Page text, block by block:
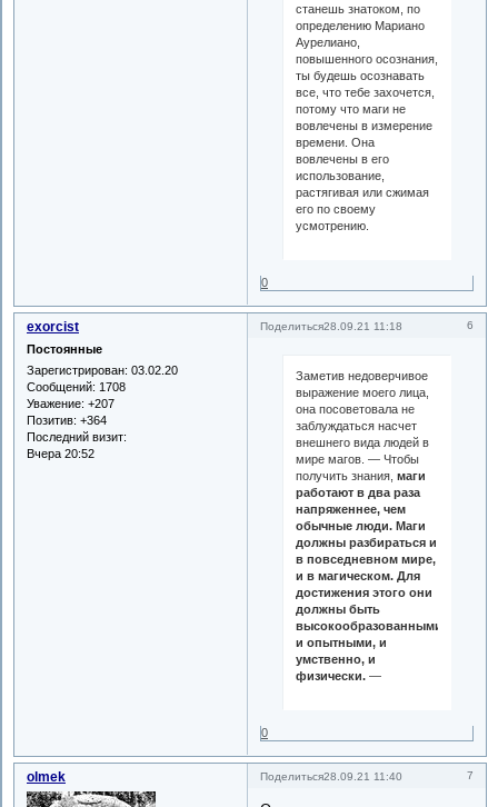
станешь знатоком, по
определению Мариано
Аурелиано,
повышенного осознания,
ты будешь осознавать
все, что тебе захочется,
потому что маги не
вовлечены в измерение
времени. Она
вовлечены в его
использование,
растягивая или сжимая
его по своему
усмотрению.
0
Поделиться 6
28.09.21 11:18
exorcist
Постоянные
Зарегистрирован: 03.02.20
Сообщений: 1708
Уважение: +207
Позитив: +364
Последний визит:
Вчера 20:52
Заметив недоверчивое
выражение моего лица,
она посоветовала не
заблуждаться насчет
внешнего вида людей в
мире магов. — Чтобы
получить знания, маги
работают в два раза
напряженнее, чем
обычные люди. Маги
должны разбираться и
в повседневном мире,
и в магическом. Для
достижения этого они
должны быть
высокообразованными
и опытными, и
умственно, и
физически.—
0
Поделиться 7
28.09.21 11:40
olmek